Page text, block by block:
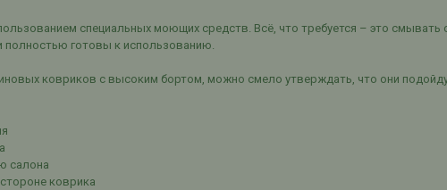
специальных моющих средств. Всё, что требуется – это смывать
полностью готовы к использованию.
ковриков с высоким бортом, можно смело утверждать, что они
салона
коврика